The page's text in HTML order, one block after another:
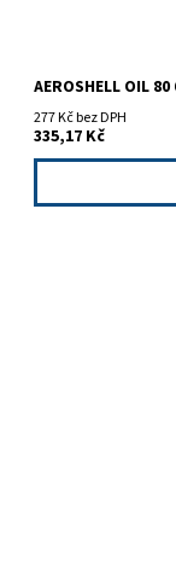
AEROSHELL OIL
277 Kč bez DPH
335,17 Kč
Nový druh single
protikorozní a